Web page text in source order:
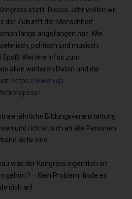
statt. Dieses Jahr wollen wir
der Zukunft der Menschheit
lange angefangen hat. Wie
politisch und musisch,
Weitere Infos zum
allen weiteren Daten und die
https://www.vcp-
kongress/
jährliche Bildungsveranstaltung
und richtet sich an alle Personen
aktiv sind.
was der Kongress eigentlich ist
gehört? – Kein Problem, finde es
dich an!